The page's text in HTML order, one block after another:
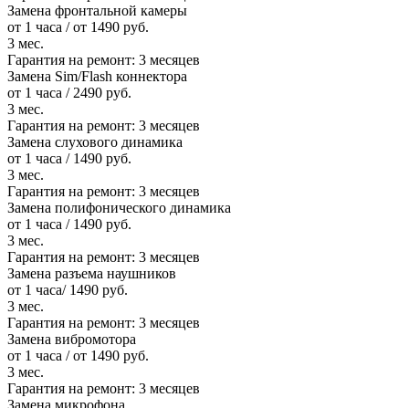
Замена фронтальной камеры
от 1 часа / от 1490 руб.
3 мес.
Гарантия на ремонт: 3 месяцев
Замена Sim/Flash коннектора
от 1 часа / 2490 руб.
3 мес.
Гарантия на ремонт: 3 месяцев
Замена слухового динамика
от 1 часа / 1490 руб.
3 мес.
Гарантия на ремонт: 3 месяцев
Замена полифонического динамика
от 1 часа / 1490 руб.
3 мес.
Гарантия на ремонт: 3 месяцев
Замена разъема наушников
от 1 часа/ 1490 руб.
3 мес.
Гарантия на ремонт: 3 месяцев
Замена вибромотора
от 1 часа / от 1490 руб.
3 мес.
Гарантия на ремонт: 3 месяцев